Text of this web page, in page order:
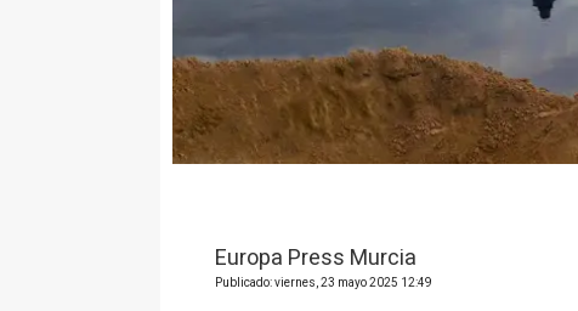
Europa Press Murcia
Publicado: viernes, 23 mayo 2025 12:49